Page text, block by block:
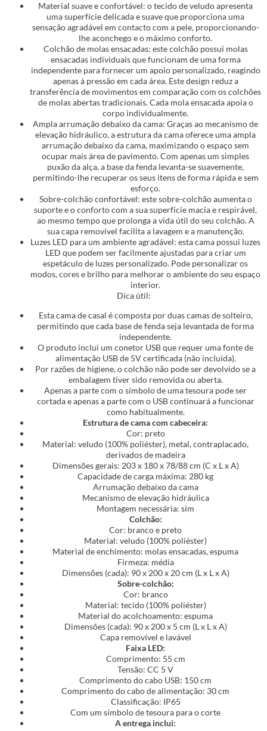
Material suave e confortável: o tecido de veludo apresenta
uma superfície delicada e suave que proporciona uma
sensação agradável em contacto com a pele, proporcionando-
lhe aconchego e o máximo conforto.
Colchão de molas ensacadas: este colchão possui molas
ensacadas individuais que funcionam de uma forma
independente para fornecer um apoio personalizado, reagindo
apenas à pressão em cada área. Este design reduz a
transferência de movimentos em comparação com os colchões
de molas abertas tradicionais. Cada mola ensacada apoia o
corpo individualmente.
Ampla arrumação debaixo da cama: Graças ao mecanismo de
elevação hidráulico, a estrutura da cama oferece uma ampla
arrumação debaixo da cama, maximizando o espaço sem
ocupar mais área de pavimento. Com apenas um simples
puxão da alça, a base da fenda levanta-se suavemente,
permitindo-lhe recuperar os seus itens de forma rápida e sem
esforço.
Sobre-colchão confortável: este sobre-colchão aumenta o
suporte e o conforto com a sua superfície macia e respirável,
ao mesmo tempo que prolonga a vida útil do seu colchão. A
sua capa removível facilita a lavagem e a manutenção.
Luzes LED para um ambiente agradável: esta cama possui luzes
LED que podem ser facilmente ajustadas para criar um
espetáculo de luzes personalizado. Pode personalizar os
modos, cores e brilho para melhorar o ambiente do seu espaço
interior.
Dica útil:
Esta cama de casal é composta por duas camas de solteiro,
permitindo que cada base de fenda seja levantada de forma
independente.
O produto inclui um conetor USB que requer uma fonte de
alimentação USB de 5V certificada (não incluída).
Por razões de higiene, o colchão não pode ser devolvido se a
embalagem tiver sido removida ou aberta.
Apenas a parte com o símbolo de uma tesoura pode ser
cortada e apenas a parte com o USB continuará a funcionar
como habitualmente.
Estrutura de cama com cabeceira:
Cor: preto
Material: veludo (100% poliéster), metal, contraplacado,
derivados de madeira
Dimensões gerais: 203 x 180 x 78/88 cm (C x L x A)
Capacidade de carga máxima: 280 kg
Arrumação debaixo da cama
Mecanismo de elevação hidráulica
Montagem necessária: sim
Colchão:
Cor: branco e preto
Material: veludo (100% poliéster)
Material de enchimento: molas ensacadas, espuma
Firmeza: média
Dimensões (cada): 90 x 200 x 20 cm (L x L x A)
Sobre-colchão:
Cor: branco
Material: tecido (100% poliéster)
Material do acolchoamento: espuma
Dimensões (cada): 90 x 200 x 5 cm (L x L x A)
Capa removível e lavável
Faixa LED:
Comprimento: 55 cm
Tensão: CC 5 V
Comprimento do cabo USB: 150 cm
Comprimento do cabo de alimentação: 30 cm
Classificação: IP65
Com um símbolo de tesoura para o corte
A entrega inclui: